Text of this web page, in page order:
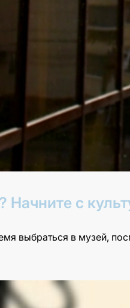
Начните с
выбраться в музей,